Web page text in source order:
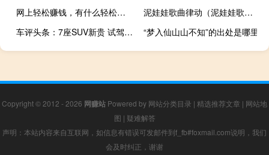
网上轻松赚钱，有什么轻松赚钱的……软件
泥娃娃歌曲律动（泥娃娃歌曲）
车评头条：7座SUV新贵 试驾2017款哈弗H7L红标版
“梦入仙山山不知”的出处是哪里
Copyright © 2012 - 2026 网赚站 Powered by 网站分类目录 | 精选推荐文章 | 网站地
图 | 疑难解答
声明：本站内容来自互联网，如信息有错误可发邮件到f_fb#foxmail.com说明，我们
会及时纠正，谢谢